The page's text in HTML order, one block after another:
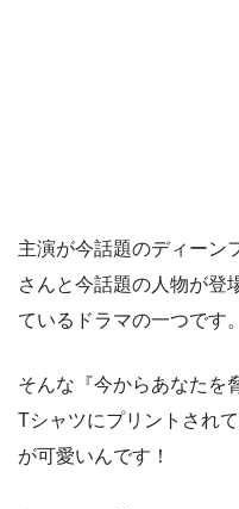
主演が今話題のディーン
さんと今話題の人物が登
ているドラマの一つです。
そんな『今からあなたを
Tシャツにプリントされ
が可愛いんです！